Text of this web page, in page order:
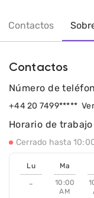
Contactos
Contactos
Horario de trabajo
Cerrado hasta
Lu
-
Ma
10:00
AM
Número de
+44 20 7499***** Ver